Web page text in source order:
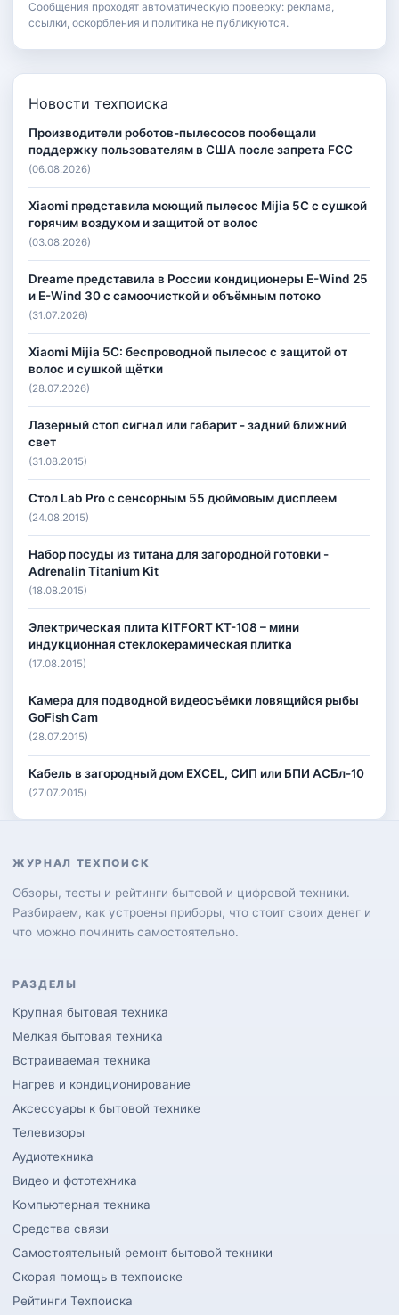
Сообщения проходят автоматическую проверку: реклама,
ссылки, оскорбления и политика не публикуются.
Новости техпоиска
Производители роботов-пылесосов пообещали
поддержку пользователям в США после запрета FCC
(06.08.2026)
Xiaomi представила моющий пылесос Mijia 5C с сушкой
горячим воздухом и защитой от волос
(03.08.2026)
Dreame представила в России кондиционеры E-Wind 25
и E-Wind 30 с самоочисткой и объёмным потоко
(31.07.2026)
Xiaomi Mijia 5C: беспроводной пылесос с защитой от
волос и сушкой щётки
(28.07.2026)
Лазерный стоп сигнал или габарит - задний ближний
свет
(31.08.2015)
Стол Lab Pro с сенсорным 55 дюймовым дисплеем
(24.08.2015)
Набор посуды из титана для загородной готовки -
Adrenalin Titanium Kit
(18.08.2015)
Электрическая плита KITFORT КТ-108 – мини
индукционная стеклокерамическая плитка
(17.08.2015)
Камера для подводной видеосъёмки ловящийся рыбы
GoFish Cam
(28.07.2015)
Кабель в загородный дом EXCEL, СИП или БПИ АСБл-10
(27.07.2015)
ЖУРНАЛ ТЕХПОИСК
Обзоры, тесты и рейтинги бытовой и цифровой техники.
Разбираем, как устроены приборы, что стоит своих денег и
что можно починить самостоятельно.
РАЗДЕЛЫ
Крупная бытовая техника
Мелкая бытовая техника
Встраиваемая техника
Нагрев и кондиционирование
Аксессуары к бытовой технике
Телевизоры
Аудиотехника
Видео и фототехника
Компьютерная техника
Средства связи
Самостоятельный ремонт бытовой техники
Скорая помощь в техпоиске
Рейтинги Техпоиска